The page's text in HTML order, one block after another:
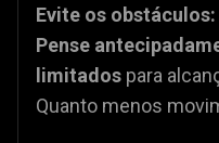
Evite os obstáculos:
Pense
limitados para
Quanto menos